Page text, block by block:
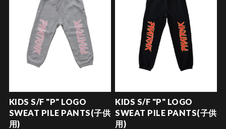
KIDS S/F "P" LOGO
SWEAT PILE PANTS(子供
用)
KIDS S/F "P" LOGO
SWEAT PILE PANTS(子供
用)